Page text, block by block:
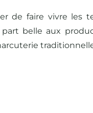
de faire vivre les
belle aux